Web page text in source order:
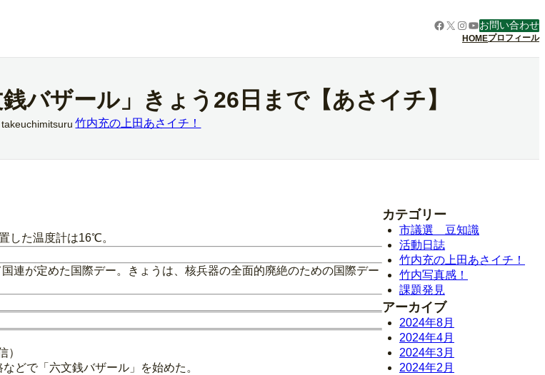
Facebook
X Instagram
YouTube
お問い合わせ
HOMEプロフィール
バザール」きょう26日まで【あさイチ】
takeuchimitsuru 竹内充の上田あさイチ！
した温度計は16℃。
連が定めた国際デー。きょうは、核兵器の全面的廃絶のための国際デー
）
どで「六文銭バザール」を始めた。
カテゴリー
市議選 豆知識
活動日誌
竹内充の上田あさイチ！
竹内写真感！
課題発見
アーカイブ
2024年8月
2024年4月
2024年3月
2024年2月